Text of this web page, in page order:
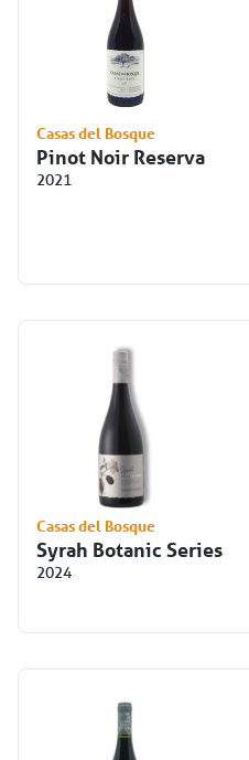
Casas del Bosque
Pinot Noir Reserva
2021
Casas del Bosque
Syrah Botanic Series
2024